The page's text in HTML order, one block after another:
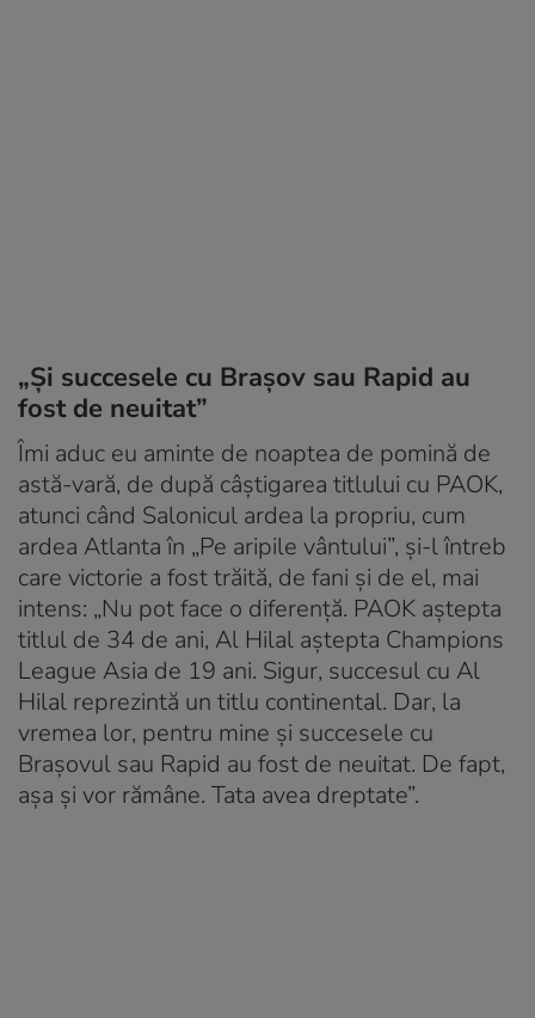
„Și succesele cu Brașov sau Rapid au
fost de neuitat”
Îmi aduc eu aminte de noaptea de pomină de
astă-vară, de după câștigarea titlului cu PAOK,
atunci când Salonicul ardea la propriu, cum
ardea Atlanta în „Pe aripile vântului”, și-l întreb
care victorie a fost trăită, de fani și de el, mai
intens: „Nu pot face o diferență. PAOK aștepta
titlul de 34 de ani, Al Hilal aștepta Champions
League Asia de 19 ani. Sigur, succesul cu Al
Hilal reprezintă un titlu continental. Dar, la
vremea lor, pentru mine și succesele cu
Brașovul sau Rapid au fost de neuitat. De fapt,
așa și vor rămâne. Tata avea dreptate”.